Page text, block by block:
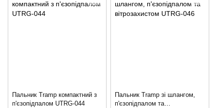
Пальник Tramp компактний з
п'єзопідпалом UTRG-044
Пальник Tramp зі шлангом,
п'єзопідпалом та